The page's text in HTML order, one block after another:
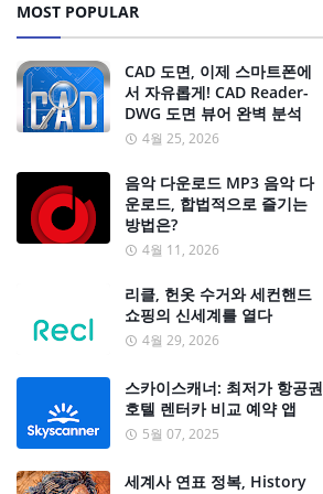
MOST POPULAR
CAD 도면, 이제 스마트폰에
서 자유롭게! CAD Reader-
DWG 도면 뷰어 완벽 분석
4월 25, 2026
음악 다운로드 MP3 음악 다
운로드, 합법적으로 즐기는
방법은?
4월 11, 2026
리클, 헌옷 수거와 세컨핸드
쇼핑의 신세계를 열다
4월 29, 2026
스카이스캐너: 최저가 항공권
호텔 렌터카 비교 예약 앱
5월 07, 2025
세계사 연표 정복, History